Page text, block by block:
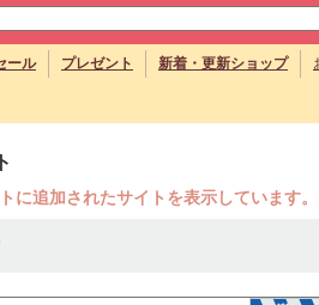
ール プレゼント 新着・更新ショップ
に追加されたサイトを表示しています